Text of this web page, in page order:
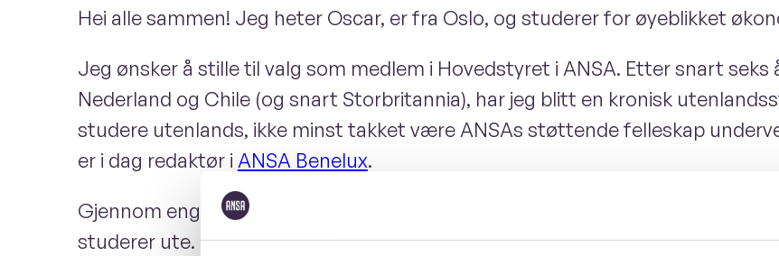
Hei alle sammen! Jeg heter Oscar, er fra Oslo, og studerer for øyeblikket
Jeg ønsker å stille til valg som medlem i Hovedstyret i ANSA. Etter snart seks
Nederland og Chile (og snart Storbritannia), har jeg blitt en kronisk
studere utenlands, ikke minst takket være ANSAs støttende felleskap
er i dag redaktør i ANSA Benelux.
Gjennom engasjementet har jeg sett hvor viktig ANSA er for studenters
studerer ute. Nå ønsker jeg å bidra videre i hovedstyret for å styrke